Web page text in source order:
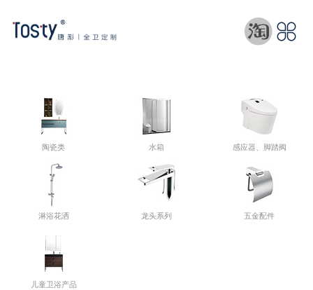
陶瓷类 水箱 感应器、脚踏阀
淋浴花洒 龙头系列 五金配件
儿童卫浴产品